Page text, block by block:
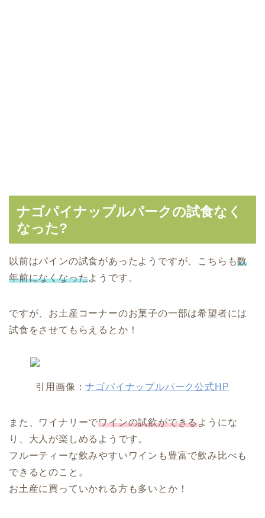
ナゴパイナップルパークの試食なく
なった?
以前はパインの試食があったようですが、こちらも数
年前になくなったようです。
ですが、お土産コーナーのお菓子の一部は希望者には
試食をさせてもらえるとか！
引用画像：ナゴパイナップルパーク公式HP
また、ワイナリーでワインの試飲ができるようにな
り、大人が楽しめるようです。
フルーティーな飲みやすいワインも豊富で飲み比べも
できるとのこと。
お土産に買っていかれる方も多いとか！